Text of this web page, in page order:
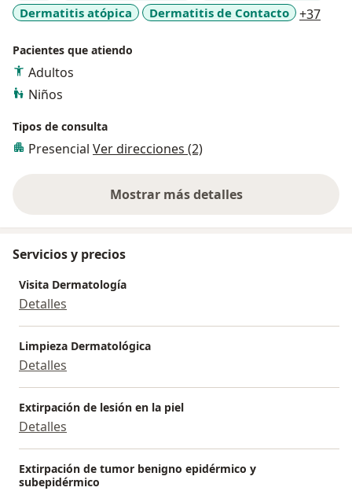
Dermatitis atópica
Dermatitis de Contacto +37
Pacientes que atiendo
Adultos
Niños
Tipos de consulta
Presencial Ver direcciones (2)
Mostrar más detalles
sobre la experiencia
Servicios y precios
Visita Dermatología
Detalles
Limpieza Dermatológica
Detalles
Extirpación de lesión en la piel
Detalles
Extirpación de tumor benigno epidérmico y
subepidérmico